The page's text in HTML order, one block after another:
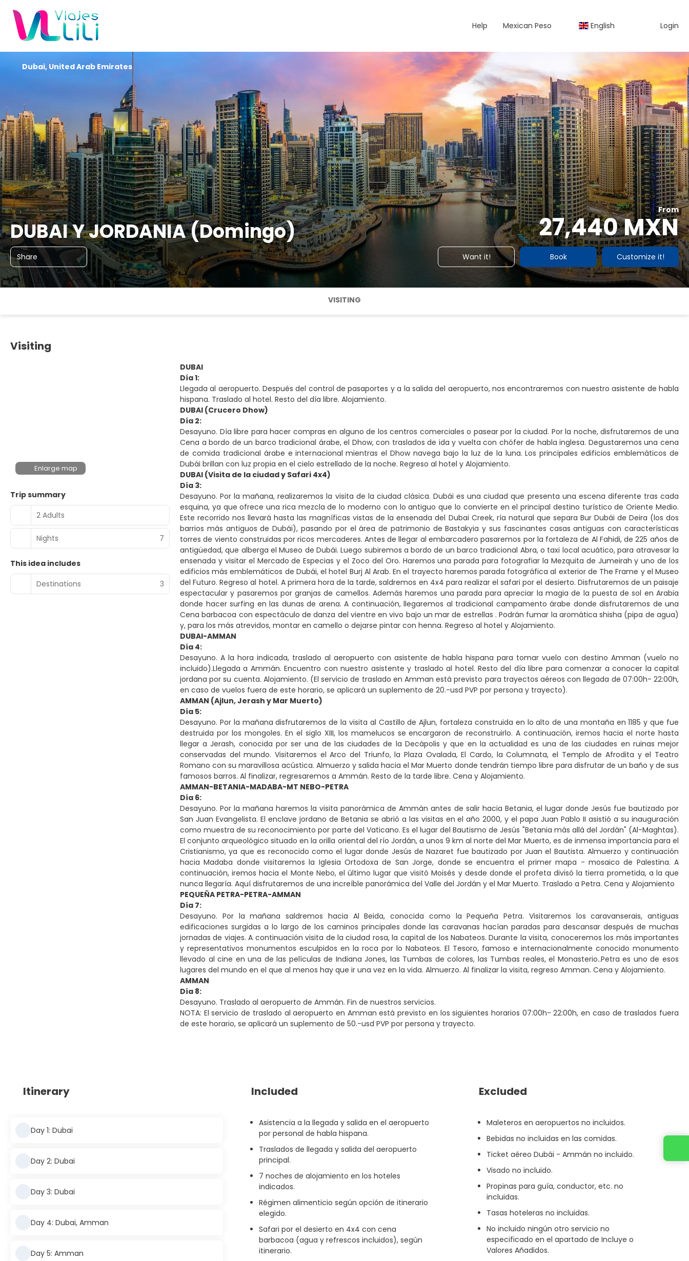
Help Mexican Peso English Login
DUBAI Y JORDANIA (Domingo)
From
27,440 MXN
Share Want it! Book Customize it!
Dubai, United Arab Emirates
VISITING
Visiting
Enlarge map
Trip summary
2 Adults
Nights 7
This idea includes
Destinations
3
DUBAI
Día 1:
Llegada al aeropuerto. Después del control de pasaportes y a la salida del aeropuerto, nos encontraremos con nuestro asistente de habla
hispana. Traslado al hotel. Resto del día libre. Alojamiento.
DUBAI (Crucero Dhow)
Día 2:
Desayuno. Día libre para hacer compras en alguno de los centros comerciales o pasear por la ciudad. Por la noche, disfrutaremos de una
Cena a bordo de un barco tradicional árabe, el Dhow, con traslados de ida y vuelta con chófer de habla inglesa. Degustaremos una cena
de comida tradicional árabe e internacional mientras el Dhow navega bajo la luz de la luna. Los principales edificios emblemáticos de
Dubái brillan con luz propia en el cielo estrellado de la noche. Regreso al hotel y Alojamiento.
DUBAI (Visita de la ciudad y Safari 4x4)
Día 3:
Desayuno. Por la mañana, realizaremos la visita de la ciudad clásica. Dubái es una ciudad que presenta una escena diferente tras cada
esquina, ya que ofrece una rica mezcla de lo moderno con lo antiguo que lo convierte en el principal destino turístico de Oriente Medio.
Este recorrido nos llevará hasta las magníficas vistas de la ensenada del Dubai Creek, ría natural que separa Bur Dubái de Deira (los dos
barrios más antiguos de Dubái), pasando por el área de patrimonio de Bastakyia y sus fascinantes casas antiguas con características
torres de viento construidas por ricos mercaderes. Antes de llegar al embarcadero pasaremos por la fortaleza de Al Fahidi, de 225 años de
antigüedad, que alberga el Museo de Dubái. Luego subiremos a bordo de un barco tradicional Abra, o taxi local acuático, para atravesar la
ensenada y visitar el Mercado de Especias y el Zoco del Oro. Haremos una parada para fotografiar la Mezquita de Jumeirah y uno de los
edificios más emblemáticos de Dubái, el hotel Burj Al Arab. En el trayecto haremos parada fotográfica al exterior de The Frame y el Museo
del Futuro. Regreso al hotel. A primera hora de la tarde, saldremos en 4x4 para realizar el safari por el desierto. Disfrutaremos de un paisaje
espectacular y pasaremos por granjas de camellos. Además haremos una parada para apreciar la magia de la puesta de sol en Arabia
donde hacer surfing en las dunas de arena. A continuación, llegaremos al tradicional campamento árabe donde disfrutaremos de una
Cena barbacoa con espectáculo de danza del vientre en vivo bajo un mar de estrellas . Podrán fumar la aromática shisha (pipa de agua)
y, para los más atrevidos, montar en camello o dejarse pintar con henna. Regreso al hotel y Alojamiento.
DUBAI-AMMAN
Día 4:
Desayuno. A la hora indicada, traslado al aeropuerto con asistente de habla hispana para tomar vuelo con destino Amman (vuelo no
incluido).Llegada a Ammán. Encuentro con nuestro asistente y traslado al hotel. Resto del día libre para comenzar a conocer la capital
jordana por su cuenta. Alojamiento. (El servicio de traslado en Amman está previsto para trayectos aéreos con llegada de 07:00h- 22:00h,
en caso de vuelos fuera de este horario, se aplicará un suplemento de 20.-usd PVP por persona y trayecto).
AMMAN (Ajlun, Jerash y Mar Muerto)
Día 5:
Desayuno. Por la mañana disfrutaremos de la visita al Castillo de Ajlun, fortaleza construida en lo alto de una montaña en 1185 y que fue
destruida por los mongoles. En el siglo XIII, los mamelucos se encargaron de reconstruirlo. A continuación, iremos hacia el norte hasta
llegar a Jerash, conocida por ser una de las ciudades de la Decápolis y que en la actualidad es una de las ciudades en ruinas mejor
conservadas del mundo. Visitaremos el Arco del Triunfo, la Plaza Ovalada, El Cardo, la Columnata, el Templo de Afrodita y el Teatro
Romano con su maravillosa acústica. Almuerzo y salida hacia el Mar Muerto donde tendrán tiempo libre para disfrutar de un baño y de sus
famosos barros. Al finalizar, regresaremos a Ammán. Resto de la tarde libre. Cena y Alojamiento.
AMMAN-BETANIA-MADABA-MT NEBO-PETRA
Día 6:
Desayuno. Por la mañana haremos la visita panorámica de Ammán antes de salir hacia Betania, el lugar donde Jesús fue bautizado por
San Juan Evangelista. El enclave jordano de Betania se abrió a las visitas en el año 2000, y el papa Juan Pablo II asistió a su inauguración
como muestra de su reconocimiento por parte del Vaticano. Es el lugar del Bautismo de Jesús "Betania más allá del Jordán" (Al-Maghtas).
El conjunto arqueológico situado en la orilla oriental del río Jordán, a unos 9 km al norte del Mar Muerto, es de inmensa importancia para el
Cristianismo, ya que es reconocido como el lugar donde Jesús de Nazaret fue bautizado por Juan el Bautista. Almuerzo y continuación
hacia Madaba donde visitaremos la Iglesia Ortodoxa de San Jorge, donde se encuentra el primer mapa - mosaico de Palestina. A
continuación, iremos hacia el Monte Nebo, el último lugar que visitó Moisés y desde donde el profeta divisó la tierra prometida, a la que
nunca llegaría. Aquí disfrutaremos de una increíble panorámica del Valle del Jordán y el Mar Muerto. Traslado a Petra. Cena y Alojamiento
PEQUEÑA PETRA-PETRA-AMMAN
Día 7:
Desayuno. Por la mañana saldremos hacia Al Beida, conocida como la Pequeña Petra. Visitaremos los caravanserais, antiguas
edificaciones surgidas a lo largo de los caminos principales donde las caravanas hacían paradas para descansar después de muchas
jornadas de viajes. A continuación visita de la ciudad rosa, la capital de los Nabateos. Durante la visita, conoceremos los más importantes
y representativos monumentos esculpidos en la roca por lo Nabateos. El Tesoro, famoso e internacionalmente conocido monumento
llevado al cine en una de las películas de Indiana Jones, las Tumbas de colores, las Tumbas reales, el Monasterio..Petra es uno de esos
lugares del mundo en el que al menos hay que ir una vez en la vida. Almuerzo. Al finalizar la visita, regreso Amman. Cena y Alojamiento.
AMMAN
Día 8:
Desayuno. Traslado al aeropuerto de Ammán. Fin de nuestros servicios.
NOTA: El servicio de traslado al aeropuerto en Amman está previsto en los siguientes horarios 07:00h- 22:00h, en caso de traslados fuera
de este horario, se aplicará un suplemento de 50.-usd PVP por persona y trayecto.
Itinerary
Day 1: Dubai
Day 2: Dubai
Day 3: Dubai
Day 4: Dubai, Amman
Day 5: Amman
Included
Asistencia a la llegada y salida en el aeropuerto
por personal de habla hispana.
Traslados de llegada y salida del aeropuerto
principal.
7 noches de alojamiento en los hoteles
indicados.
Régimen alimenticio según opción de itinerario
elegido.
Safari por el desierto en 4x4 con cena
barbacoa (agua y refrescos incluidos), según
itinerario.
Excluded
Maleteros en aeropuertos no incluidos.
Bebidas no incluidas en las comidas.
Ticket aéreo Dubái - Ammán no incluido.
Visado no incluido.
Propinas para guía, conductor, etc. no
incluidas.
Tasas hoteleras no incluidas.
No incluido ningún otro servicio no
especificado en el apartado de Incluye o
Valores Añadidos.